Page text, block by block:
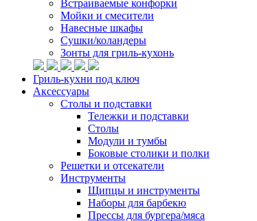
Встраиваемые конфорки
Мойки и смесители
Навесные шкафы
Сушки/коландеры
Зонты для гриль-кухонь
Гриль-кухни под ключ
Аксессуары
Столы и подставки
Тележки и подставки
Столы
Модули и тумбы
Боковые столики и полки
Решетки и отсекатели
Инструменты
Щипцы и инструменты
Наборы для барбекю
Прессы для бургера/мяса